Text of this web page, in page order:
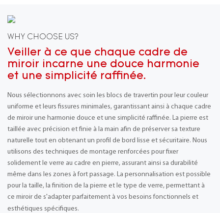
WHY CHOOSE US?
Veiller à ce que chaque cadre de
miroir incarne une douce harmonie
et une simplicité raffinée.
Nous sélectionnons avec soin les blocs de travertin pour leur couleur
uniforme et leurs fissures minimales, garantissant ainsi à chaque cadre
de miroir une harmonie douce et une simplicité raffinée. La pierre est
taillée avec précision et finie à la main afin de préserver sa texture
naturelle tout en obtenant un profil de bord lisse et sécuritaire. Nous
utilisons des techniques de montage renforcées pour fixer
solidement le verre au cadre en pierre, assurant ainsi sa durabilité
même dans les zones à fort passage. La personnalisation est possible
pour la taille, la finition de la pierre et le type de verre, permettant à
ce miroir de s'adapter parfaitement à vos besoins fonctionnels et
esthétiques spécifiques.